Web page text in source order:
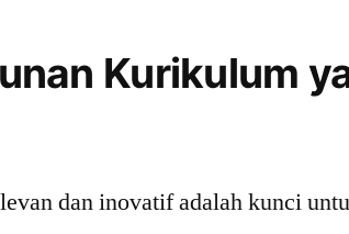
Kurikulum
dan inovatif adalah kunci